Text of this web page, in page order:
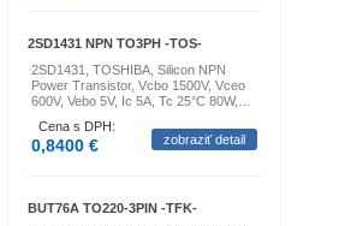
2SD1431 NPN TO3PH -TOS-
2SD1431, TOSHIBA, Silicon NPN
Power Transistor, Vcbo 1500V, Vceo
600V, Vebo 5V, Ic 5A, Tc 25°C 80W,…
Cena s DPH:
0,8400 € zobraziť detail
BUT76A TO220-3PIN -TFK-